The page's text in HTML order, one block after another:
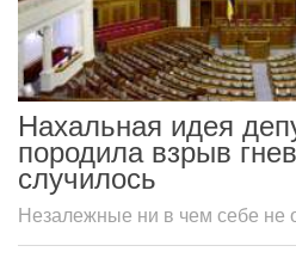
Нахальная идея
породила взрыв
случилось
Незалежные ни в чем себе не